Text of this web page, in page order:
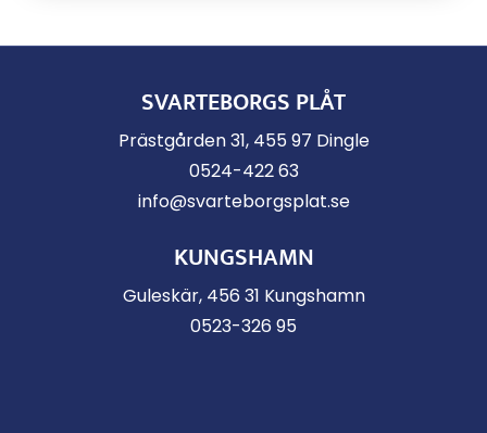
SVARTEBORGS PLÅT
Prästgården 31, 455 97 Dingle
0524-422 63
info@svarteborgsplat.se
KUNGSHAMN
Guleskär, 456 31 Kungshamn
0523-326 95